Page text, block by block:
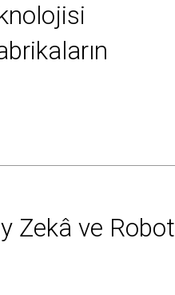
Zekâ ve Robot